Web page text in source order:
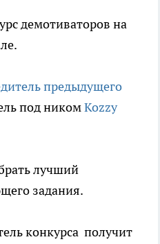
демотиваторов на
предыдущего
под никомKozzy
лучший
задания.
конкурса получит